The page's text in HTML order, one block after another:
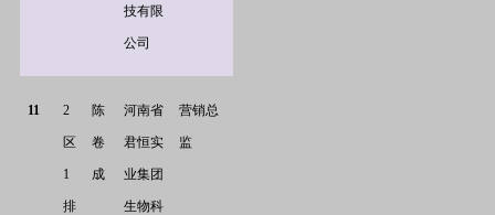
技有限
公司
11 2
区
1
排
陈
卷
成
河南省
君恒实
业集团
生物科
营销总
监